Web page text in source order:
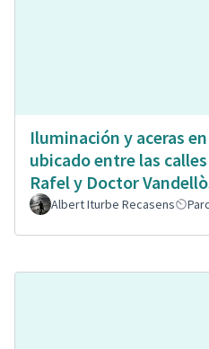
Iluminación y aceras
ubicado entre las
Rafel y Doctor
Albert Iturbe Recasens